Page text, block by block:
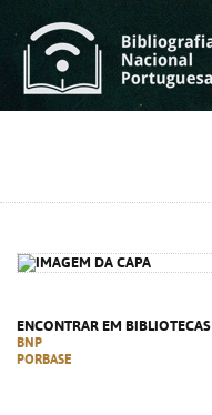
ENCONTRAR EM BIBLIOTECAS
BNP
PORBASE